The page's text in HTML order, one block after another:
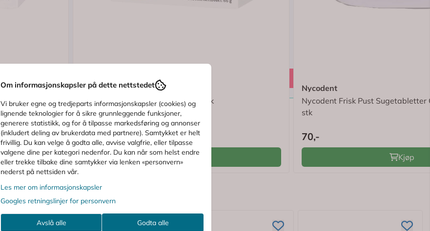
Flux
Flux Drops Jordbær/Rabarbra 30 stk
35,- 43,-
Kjøp
Nycodent
Nycodent Frisk Pust Sugetabletter
stk
70,-
Kjøp
ALTERNATIVE PRODUKTER
Om informasjonskapsler på dette nettstedet
Vi bruker egne og tredjeparts informasjonskapsler (cookies) og
lignende teknologier for å sikre grunnleggende funksjoner,
generere statistikk, og for å tilpasse markedsføring og annonser
(inkludert deling av brukerdata med partnere). Samtykket er helt
frivillig. Du kan velge å godta alle, avvise valgfrie, eller tilpasse
valgene dine per kategori nedenfor. Du kan når som helst endre
eller trekke tilbake dine samtykker via lenken «personvern»
nederst på nettsiden vår.
Les mer om informasjonskapsler
Googles retningslinjer for personvern
Avslå alle Godta alle